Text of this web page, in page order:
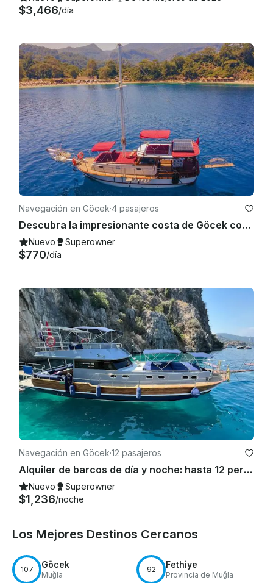
$3,466/día
Navegación en Göcek·4 pasajeros
Descubra la impresionante costa de Göcek con una goleta de vela privada de 56 pies con tripulación
Nuevo Superowner
$770/día
Navegación en Göcek·12 pasajeros
Alquiler de barcos de día y noche: hasta 12 personas en Göcek | Aire acondicionado en todas las cabinas
Nuevo Superowner
$1,236/noche
Los Mejores Destinos Cercanos
107 Göcek
Muğla
92 Fethiye
Provincia de Muğla